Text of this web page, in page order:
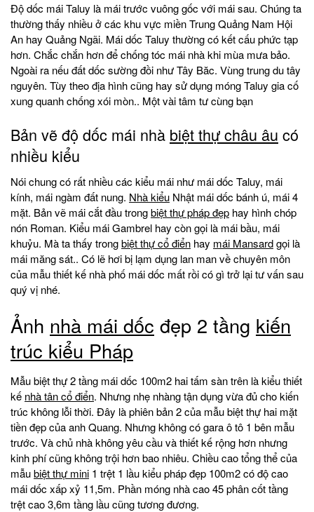
Độ dốc mái Taluy là mái trước vuông gốc với mái sau. Chúng ta
thường thấy nhiều ở các khu vực miền Trung Quảng Nam Hội
An hay Quảng Ngãi. Mái dốc Taluy thường có kết cấu phức tạp
hơn. Chắc chắn hơn để chống tóc mái nhà khi mùa mưa bảo.
Ngoài ra nếu đất dốc sường đồi như Tây Băc. Vùng trung du tây
nguyên. Tùy theo địa hình cũng hay sử dụng móng Taluy gia cố
xung quanh chống xói mòn.. Một vài tâm tư cùng bạn
Bản vẽ độ dốc mái nhà biệt thự châu âu có
nhiều kiểu
Nói chung có rất nhiều các kiểu mái như mái dốc Taluy, mái
kính, mái ngàm đất nung. Nhà kiểu Nhật mái dốc bánh ú, mái 4
mặt. Bản vẽ mái cắt đầu trongbiệt thự pháp đẹp hay hình chóp
nón Roman. Kiểu mái Gambrel hay còn gọi là mái bầu, mái
khuỷu. Mà ta thấy trongbiệt thự cổ điển hay mái Mansardgọi là
mái măng sát.. Có lẽ hơi bị lạm dụng lan man về chuyên môn
của mẫu thiết kế nhà phố mái dốc mất rồi có gì trở lại tư vấn sau
quý vị nhé.
Ảnh nhà mái dốc đẹp 2 tầng kiến
trúc kiểu Pháp
Mẫu biệt thự 2 tầng mái dốc 100m2 hai tấm sàn trên là kiểu thiết
kế nhà tân cổ điển. Nhưng nhẹ nhàng tận dụng vừa đủ cho kiến
trúc không lỗi thời. Đây là phiên bản 2 của mẫu biệt thự hai mặt
tiền đẹp của anh Quang. Nhưng không có gara ô tô 1 bên mẫu
trước. Và chủ nhà không yêu cầu và thiết kế rộng hơn nhưng
kinh phí cũng không trội hơn bao nhiêu. Chiều cao tổng thể của
mẫubiệt thự mini 1 trệt 1 lầu kiểu pháp đẹp 100m2 có độ cao
mái dốc xấp xỷ 11,5m. Phần móng nhà cao 45 phân cốt tầng
trệt cao 3,6m tầng lầu cũng tương đương.